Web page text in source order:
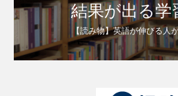
結果が出る学
【読み物】英語が伸びる人